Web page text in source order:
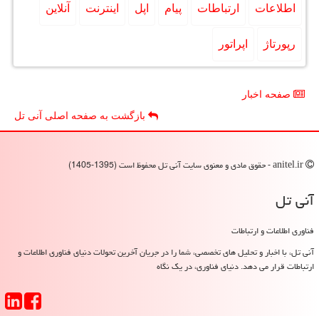
اطلاعات ارتباطات پیام اپل اینترنت آنلاین
رپورتاژ اپراتور
صفحه اخبار
بازگشت به صفحه اصلی آنی تل
آنی تل
فناوری اطلاعات و ارتباطات
آنی تل، با اخبار و تحلیل های تخصصی، شما را در جریان آخرین تحولات دنیای فناوری اطلاعات و
ارتباطات قرار می دهد. دنیای فناوری، در یک نگاه